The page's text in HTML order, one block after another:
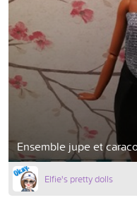
Ensemble jupe et
Elfie's pretty dolls